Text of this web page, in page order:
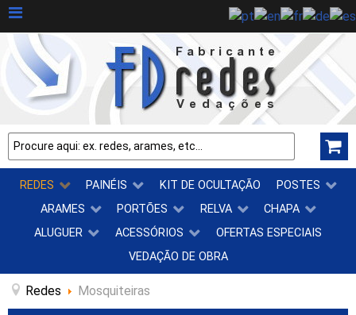
REDES PAINÉIS KIT DE OCULTAÇÃO
POSTES
ARAMES
PORTÕES RELVA
CHAPA
ALUGUER
ACESSÓRIOS
OFERTAS ESPECIAIS
VEDAÇÃO DE OBRA
Redes Mosquiteiras